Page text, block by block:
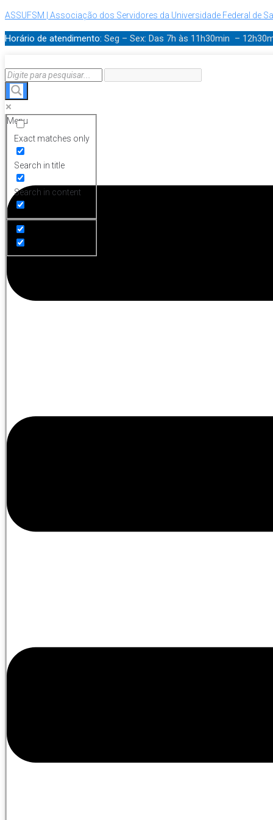
ASSUFSM | Associação dos Servidores da Universidade Federal de
Horário de atendimento: Seg – Sex: Das 7h às 11h30min –
Exact matches only
Search in title
Search in content
Menu